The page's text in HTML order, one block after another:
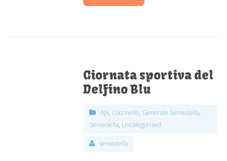
Giornata sportiva del
Delfino Blu
Api, Coccinelle, Generale Semedella,
Semedella, Uncategorized
semedella